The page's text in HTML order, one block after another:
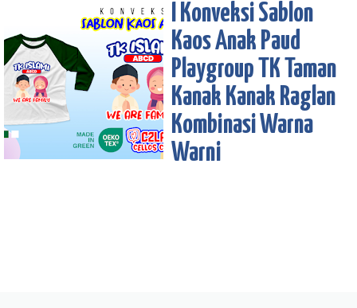
I Konveksi Sablon
Kaos Anak Paud
Playgroup TK Taman
Kanak Kanak Raglan
Kombinasi Warna
Warni